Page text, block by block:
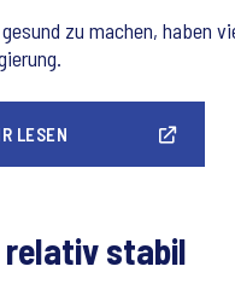
zu machen,
LESEN
relativ stabil